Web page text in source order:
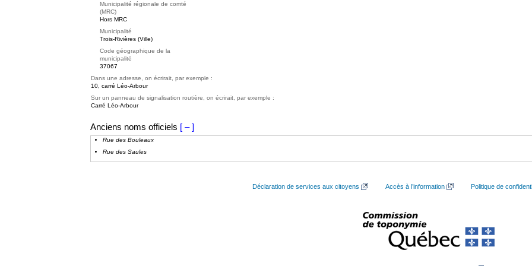
Municipalité régionale de comté
(MRC)
Hors MRC
Municipalité
Trois-Rivières (Ville)
Code géographique de la
municipalité
37067
Dans une adresse, on écrirait, par exemple :
10, carré Léo-Arbour
Sur un panneau de signalisation routière, on écrirait, par exemple :
Carré Léo-Arbour
Anciens noms officiels [ – ]
Rue des Bouleaux
Rue des Saules
Déclaration de services aux citoyens Accès à l’information Politique de